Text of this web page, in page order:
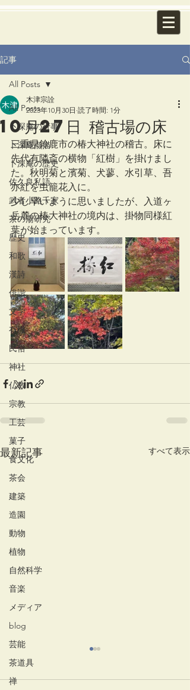
記事
All Posts
卜深庵の行事
卜深庵点描
卜深庵の歴史
佐久良私語
武者小路千家
茶の湯研究
歴史
和歌
漢詩
俳諧
文学
有職
民俗
神社
仏教
宗教
工芸
菓子
食文化
茶会
建築
造園
動物
植物
自然科学
音楽
メディア
blog
芸能
茶道具
禅
All Posts
10月27日 稽古場の床
木津宗詮
2023年10月30日 読了時間: 1分
三重県鈴鹿市の椿大神社の稽古。床に
先代有隣斎の横物「紅樹」を掛けまし
た。秋明菊と濱菊、犬蓼、水引草、吾
亦紅を虫籠花入に。
少し早いように思いましたが、入道ヶ
岳麓の椿大神社の境内は、掛物同様紅
葉が始まっています。
最新記事 すべて表示